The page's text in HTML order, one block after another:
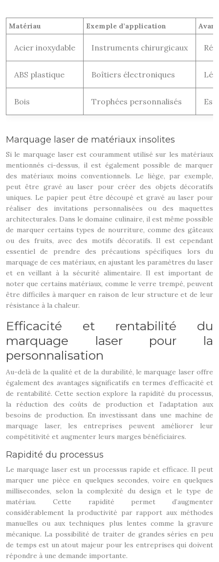
Matériau Exemple d’application
Acier inoxydable Instruments chirurgicaux
ABS plastique Boîtiers électroniques
Bois Trophées personnalisés
Marquage laser de matériaux insolites
Si le marquage laser est couramment utilisé sur les matériaux
mentionnés ci-dessus, il est également possible de marquer
des matériaux moins conventionnels. Le liège, par exemple,
peut être gravé au laser pour créer des objets décoratifs
uniques. Le papier peut être découpé et gravé au laser pour
réaliser des invitations personnalisées ou des maquettes
architecturales. Dans le domaine culinaire, il est même possible
de marquer certains types de nourriture, comme des gâteaux
ou des fruits, avec des motifs décoratifs. Il est cependant
essentiel de prendre des précautions spécifiques lors du
marquage de ces matériaux, en ajustant les paramètres du laser
et en veillant à la sécurité alimentaire. Il est important de
noter que certains matériaux, comme le verre trempé, peuvent
être difficiles à marquer en raison de leur structure et de leur
résistance à la chaleur.
Efficacité et rentabilité du
marquage laser pour la
personnalisation
Au-delà de la qualité et de la durabilité, le marquage laser offre
également des avantages significatifs en termes d’efficacité et
de rentabilité. Cette section explore la rapidité du processus,
la réduction des coûts de production et l’adaptation aux
besoins de production. En investissant dans une machine de
marquage laser, les entreprises peuvent améliorer leur
compétitivité et augmenter leurs marges bénéficiaires.
Rapidité du processus
Le marquage laser est un processus rapide et efficace. Il peut
marquer une pièce en quelques secondes, voire en quelques
millisecondes, selon la complexité du design et le type de
matériau. Cette rapidité permet d’augmenter
considérablement la productivité par rapport aux méthodes
manuelles ou aux techniques plus lentes comme la gravure
mécanique. La possibilité de traiter de grandes séries en peu
de temps est un atout majeur pour les entreprises qui doivent
répondre à une demande importante.